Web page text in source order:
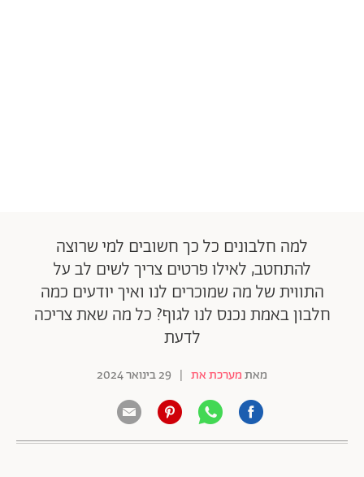
למה חלבונים כל כך חשובים למי שרוצה
להתחטב, לאילו פרטים צריך לשים לב על
התווית של מה שמוכרים לנו ואיך יודעים כמה
חלבון באמת נכנס לנו לגוף? כל מה שאת צריכה
לדעת
מאתמערכת את | 29 בינואר 2024